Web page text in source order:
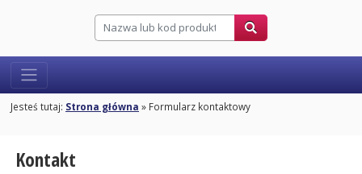
Jesteś tutaj: Strona główna » Formularz kontaktowy
Kontakt